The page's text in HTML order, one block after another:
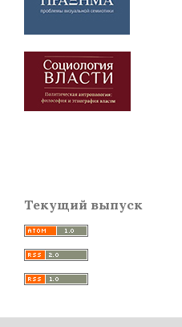
Текущий выпуск